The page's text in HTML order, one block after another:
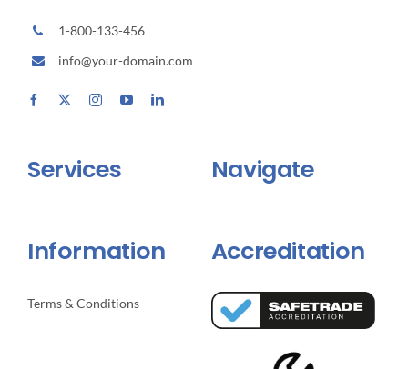
1-800-133-456
info@your-domain.com
Services Navigate
Information
Terms & Conditions
Accreditation